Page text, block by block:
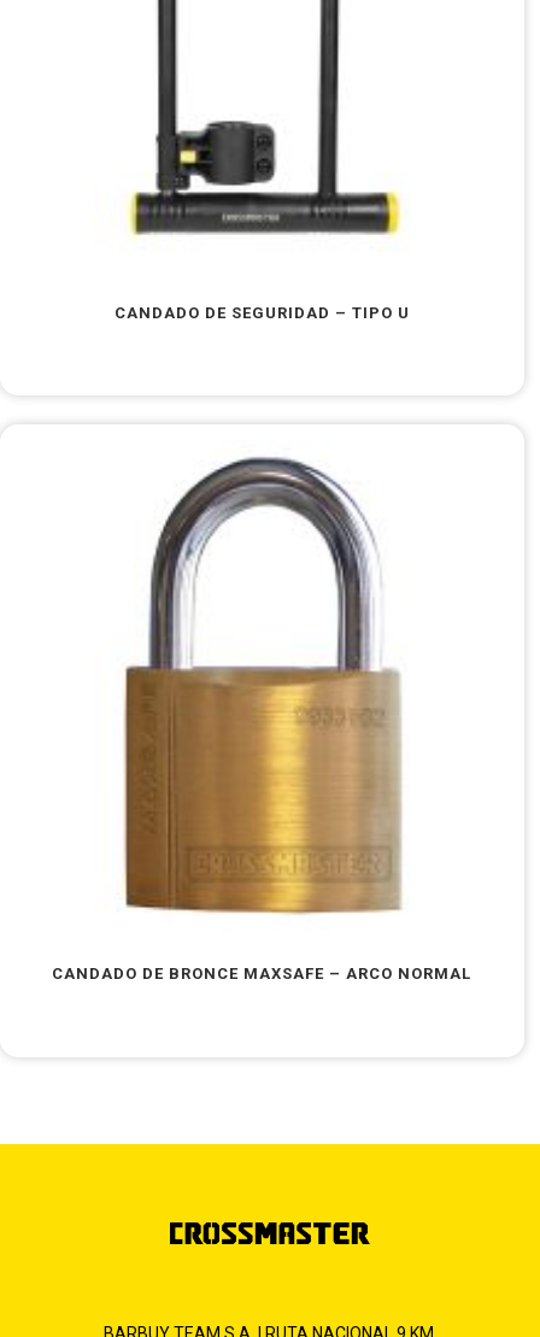
CANDADO DE SEGURIDAD – TIPO U
CANDADO DE BRONCE MAXSAFE – ARCO NORMAL